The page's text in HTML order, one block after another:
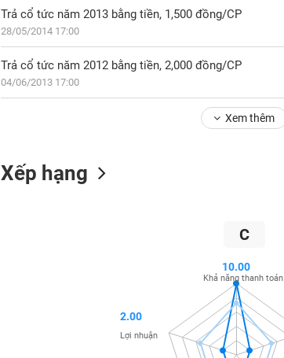
Trả cổ tức năm 2013 bằng tiền, 1,500 đồng/CP
28/05/2014 17:00
Trả cổ tức năm 2012 bằng tiền, 2,000 đồng/CP
04/06/2013 17:00
Xem thêm
Xếp hạng
C
10.00
Khả năng thanh toán
2.00
Lợi nhuận